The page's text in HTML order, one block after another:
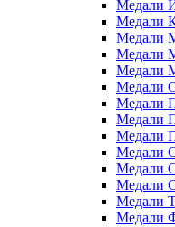
Медали
Медали
Медали
Медали
Медали
Медали
Медали
Медали
Медали
Медали
Медали
Медали
Медали
Медали